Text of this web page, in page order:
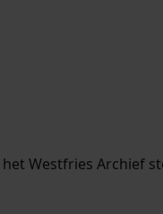
zoektips.
zoektips.
Westfries Archief
uw zoekopdracht te